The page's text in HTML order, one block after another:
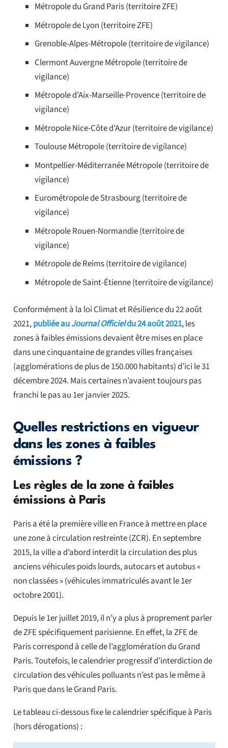
Métropole du Grand Paris (territoire ZFE)
Métropole de Lyon (territoire ZFE)
Grenoble-Alpes-Métropole (territoire de vigilance)
Clermont Auvergne Métropole (territoire de
vigilance)
Métropole d’Aix-Marseille-Provence (territoire de
vigilance)
Métropole Nice-Côte d’Azur (territoire de vigilance)
Toulouse Métropole (territoire de vigilance)
Montpellier-Méditerranée Métropole (territoire de
vigilance)
Eurométropole de Strasbourg (territoire de
vigilance)
Métropole Rouen-Normandie (territoire de
vigilance)
Métropole de Reims (territoire de vigilance)
Métropole de Saint-Étienne (territoire de vigilance)
Conformément à la loi Climat et Résilience du 22 août
2021,publiée auJournal Officieldu 24 août 2021, les
zones à faibles émissions devaient être mises en place
dans une cinquantaine de grandes villes françaises
(agglomérations de plus de 150.000 habitants) d’ici le 31
décembre 2024. Mais certaines n’avaient toujours pas
franchi le pas au 1er janvier 2025.
Quelles restrictions en vigueur
dans les zones à faibles
émissions ?
Les règles de la zone à faibles
émissions à Paris
Paris a été la première ville en France à mettre en place
une zone à circulation restreinte (ZCR). En septembre
2015, la ville a d’abord interdit la circulation des plus
anciens véhicules poids lourds, autocars et autobus «
non classées » (véhicules immatriculés avant le 1er
octobre 2001).
Depuis le 1er juillet 2019, il n’y a plus à proprement parler
de ZFE spécifiquement parisienne. En effet, la ZFE de
Paris correspond à celle de l’agglomération du Grand
Paris. Toutefois, le calendrier progressif d’interdiction de
circulation des véhicules polluants n’est pas le même à
Paris que dans le Grand Paris.
Le tableau ci-dessous fixe le calendrier spécifique à Paris
(hors dérogations) :